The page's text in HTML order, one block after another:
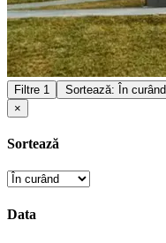
Filtre 1
Sortează: În curând
×
Sortează
Data